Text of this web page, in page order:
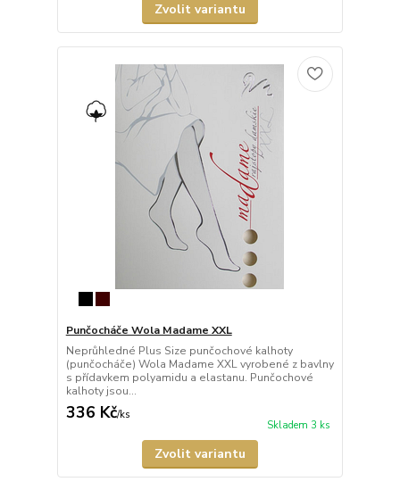
Zvolit variantu
Punčocháče Wola Madame XXL
Neprůhledné Plus Size punčochové kalhoty
(punčocháče) Wola Madame XXL vyrobené z bavlny
s přídavkem polyamidu a elastanu. Punčochové
kalhoty jsou...
336 Kč/ks
Skladem 3 ks
Zvolit variantu